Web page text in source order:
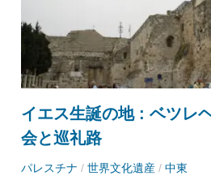
イエス生誕の地 : ベツレ
会と巡礼路
パレスチナ / 世界文化遺産 / 中東